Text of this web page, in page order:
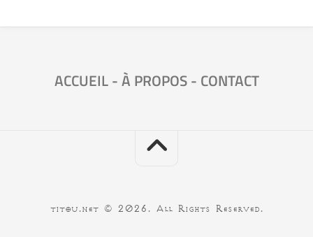
ACCUEIL-À PROPOS- CONTACT
titou.net © 2026. All Rights Reserved.